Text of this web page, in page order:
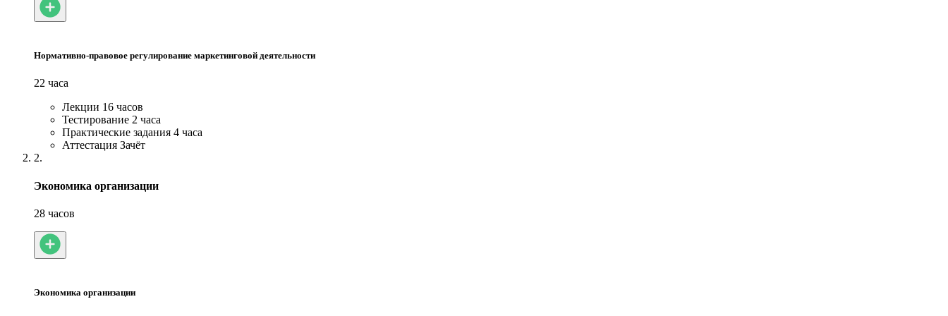
Нормативно-правовое регулирование маркетинговой деятельности
22 часа
Лекции 16 часов
Тестирование 2 часа
Практические задания 4 часа
Аттестация Зачёт
2.
Экономика организации
28 часов
Экономика организации